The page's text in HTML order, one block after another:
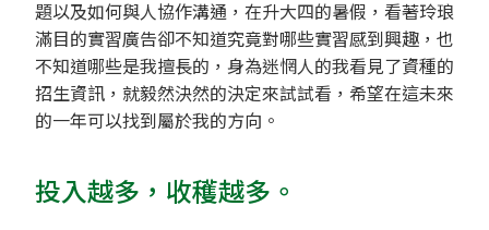
題以及如何與人協作溝通，在升大四的暑假，看著玲琅
滿目的實習廣告卻不知道究竟對哪些實習感到興趣，也
不知道哪些是我擅長的，身為迷惘人的我看見了資種的
招生資訊，就毅然決然的決定來試試看，希望在這未來
的一年可以找到屬於我的方向。
投入越多，收穫越多。